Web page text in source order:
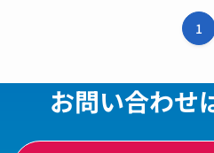
1
お問い合わせ